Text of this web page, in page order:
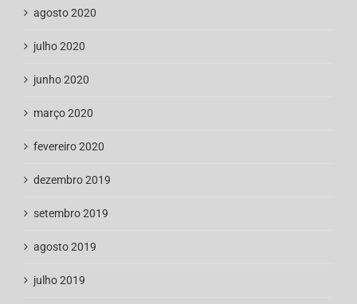
agosto 2020
julho 2020
junho 2020
março 2020
fevereiro 2020
dezembro 2019
setembro 2019
agosto 2019
julho 2019